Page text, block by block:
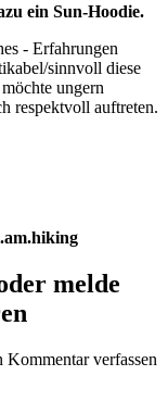
ein Sun-Hoodie.
- Erfahrungen
sinnvoll diese
ungern
respektvoll auftreten.
melde
verfassen